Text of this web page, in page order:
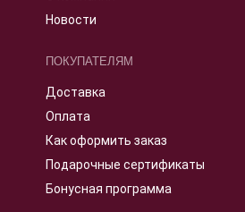
Новости
ПОКУПАТЕЛЯМ
Доставка
Оплата
Как оформить заказ
Подарочные сертификаты
Бонусная программа